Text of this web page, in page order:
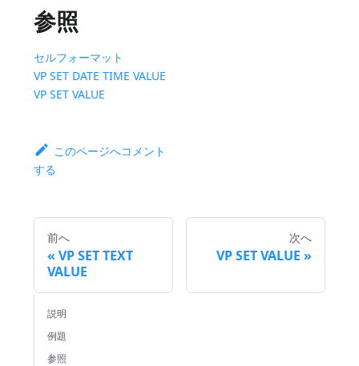
参照
セルフォーマット
VP SET DATE TIME VALUE
VP SET VALUE
このページへコメント
する
前へ
VP SET TEXT
VALUE
次へ
VP SET VALUE
説明
例題
参照